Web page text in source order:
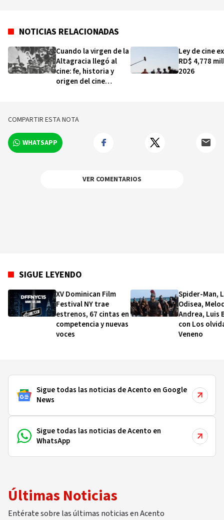
NOTICIAS RELACIONADAS
Cuando la virgen de la
Altagracia llegó al
cine: fe, historia y
origen del cine
Ley de cine
RD$ 4,778
2026
COMPARTIR ESTA NOTA
WHATSAPP
VER COMENTARIOS
SIGUE LEYENDO
XV Dominican Film
Festival NY trae
estrenos, 67 cintas en
competencia y nuevas
voces
Spider-Man,
Odisea,
Andrea, Luis
con Los
Veneno
Sigue todas las noticias de Acento en Google
News
Sigue todas las noticias de Acento en
WhatsApp